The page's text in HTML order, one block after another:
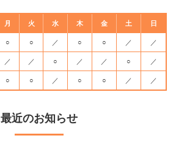
月 火 水 木 金 土 日
○ ○ ／ ○ ○ ／ ／
／ ／ ○ ／ ／ ○ ／
○ ○ ／ ○ ○ ／ ／
最近のお知らせ